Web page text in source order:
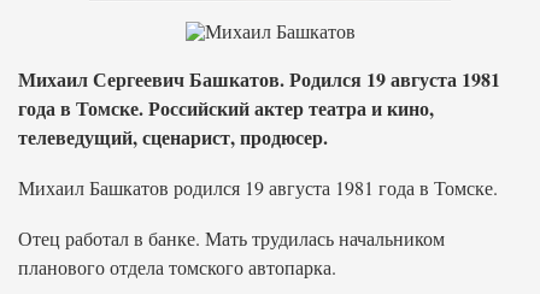
Михаил Сергеевич Башкатов. Родился 19 августа 1981
года в Томске. Российский актер театра и кино,
телеведущий, сценарист, продюсер.
Михаил Башкатов родился 19 августа 1981 года в Томске.
Отец работал в банке. Мать трудилась начальником
планового отдела томского автопарка.